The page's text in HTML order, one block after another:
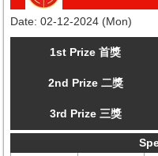
Date: 02-12-2024 (Mon)
1st Prize 首獎
2nd Prize 二獎
3rd Prize 三獎